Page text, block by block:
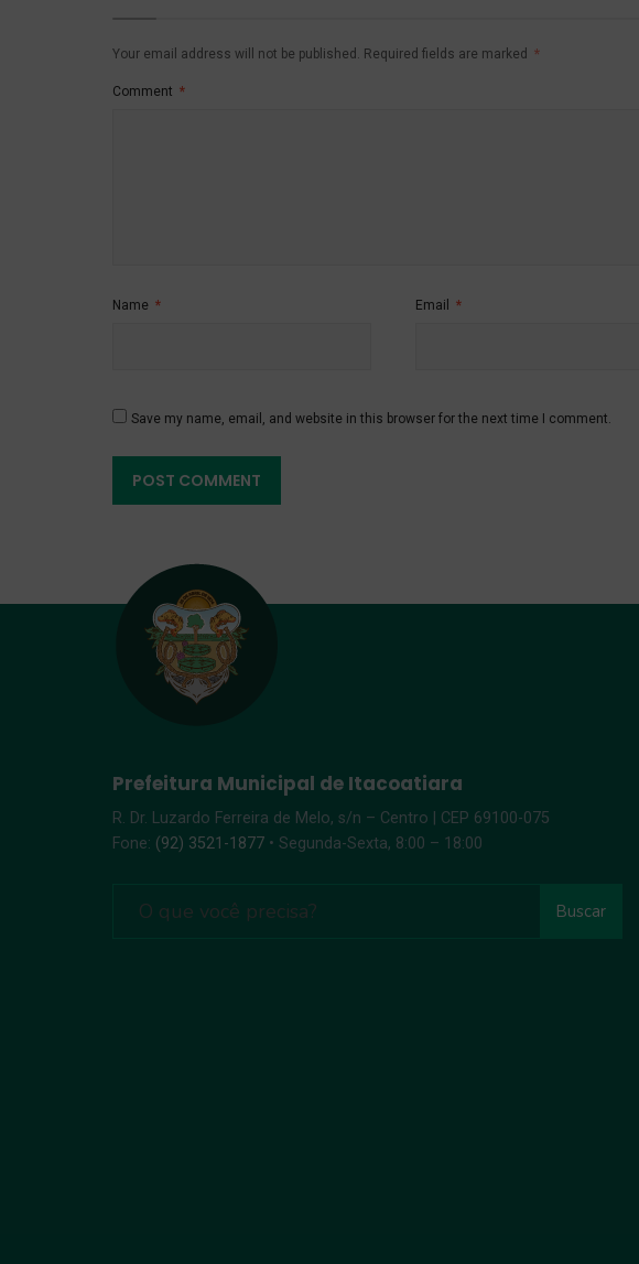
Your email address will not be published. Required fields are marked *
Comment *
Name * Email *
Save my name, email, and website in this browser for the next time I comment.
Prefeitura Municipal de Itacoatiara
R. Dr. Luzardo Ferreira de Melo, s/n – Centro | CEP 69100-075
Fone: (92) 3521-1877 • Segunda-Sexta, 8:00 – 18:00
Buscar